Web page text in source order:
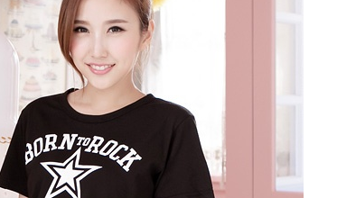
「AFTEE先享後付」，若未經同意申辦者引起之損
任。
４．使用「AFTEE先享後付」時，將依據個別帳號
即時審查核予不同之上限額度；若仍有額度不足之
結果請求用戶進行身份認證。
５．嚴禁一人註冊多個帳號或使用他人資訊註冊。
形，恩沛科技股份有限公司將有權停止該用戶之使